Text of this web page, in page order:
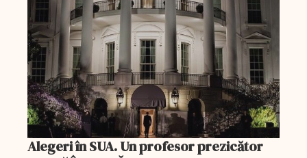
Journal publicate...
Alegeri în SUA. Un profesor prezicător